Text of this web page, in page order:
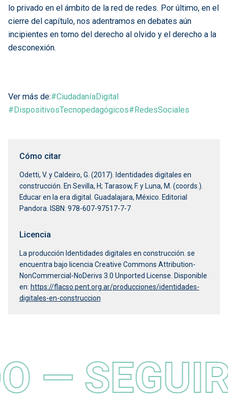
lo privado en el ámbito de la red de redes. Por último, en el
cierre del capítulo, nos adentramos en debates aún
incipientes en torno del derecho al olvido y el derecho a la
desconexión.
Ver más de:#CiudadaníaDigital
#DispositivosTecnopedagógicos#RedesSociales
Cómo citar
Odetti, V. y Caldeiro, G. (2017). Identidades digitales en
construcción. En Sevilla, H; Tarasow, F. y Luna, M. (coords.).
Educar en la era digital. Guadalajara, México. Editorial
Pandora. ISBN: 978-607-97517-7-7
Licencia
La producción Identidades digitales en construcción. se
encuentra bajo licencia Creative Commons Attribution-
NonCommercial-NoDerivs 3.0 Unported License. Disponible
en: https://flacso.pent.org.ar/producciones/identidades-
digitales-en-construccion
—